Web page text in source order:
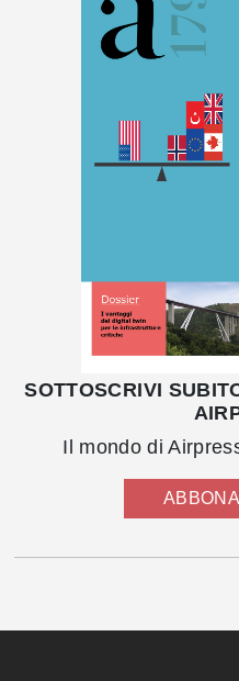
SOTTOSCRIVI
Il mondo di